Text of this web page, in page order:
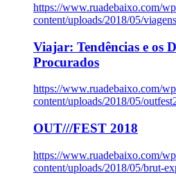
https://www.ruadebaixo.com/
content/uploads/2018/05/
Viajar: Tendências e os
Procurados
https://www.ruadebaixo.com/
content/uploads/2018/05/
OUT///FEST 2018
https://www.ruadebaixo.com/
content/uploads/2018/05/brut-